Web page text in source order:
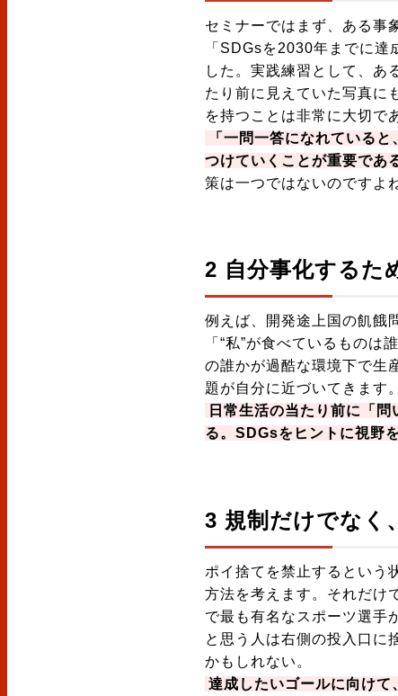
セミナーではまず、ある事
「SDGsを2030年までに達
した。実践練習として、あ
たり前に見えていた写真に
を持つことは非常に大切で
「一問一答になれている
つけていくことが重要であ
策は一つではないのですよ
2 自分事化するた
例えば、開発途上国の飢餓
「“私”が食べているもの
の誰かが過酷な環境下で生
題が自分に近づいてきます。
日常生活の当たり前に「
る。SDGsをヒントに視野
3 規制だけでなく
ポイ捨てを禁止するという
方法を考えます。それだけ
で最も有名なスポーツ選手
と思う人は右側の投入口に
かもしれない。
達成したいゴールに向け